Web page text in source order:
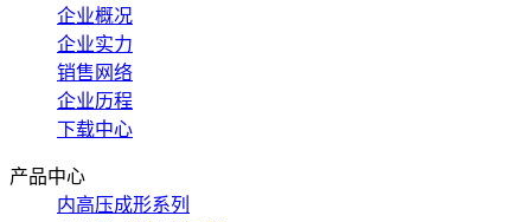
企业概况
企业实力
销售网络
企业历程
下载中心
产品中心
内高压成形系列